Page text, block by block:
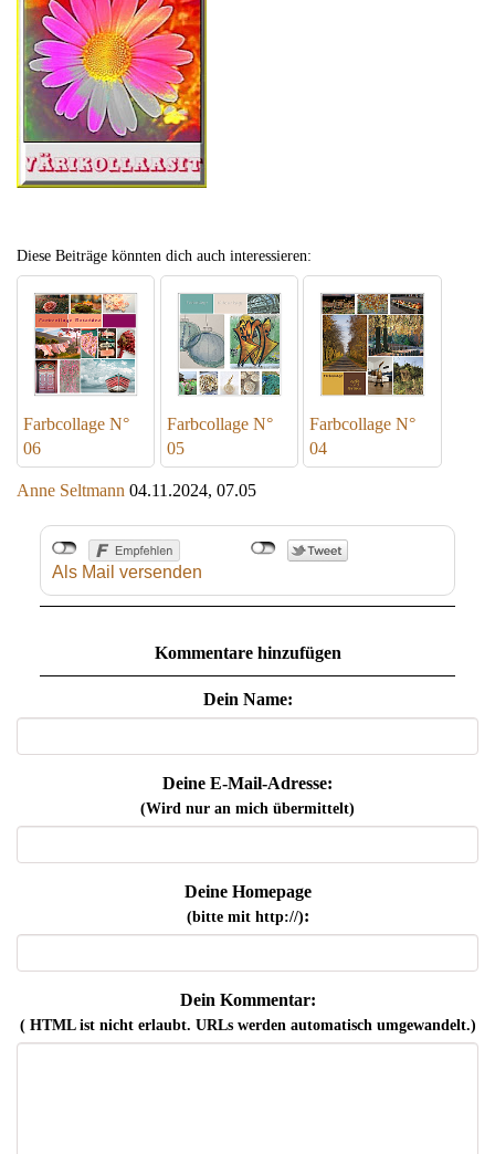
Diese Beiträge könnten dich auch interessieren:
Farbcollage N°
06
Farbcollage N°
05
Farbcollage N°
04
Anne Seltmann 04.11.2024, 07.05
Als Mail versenden
Kommentare hinzufügen
Dein Name:
Deine E-Mail-Adresse:
(Wird nur an mich übermittelt)
Deine Homepage
(bitte mit http://):
Dein Kommentar:
( HTML ist nichterlaubt. URLs werden automatisch umgewandelt.)